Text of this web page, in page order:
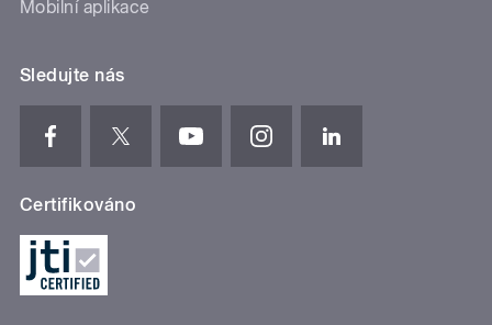
Mobilní aplikace
Sledujte nás
Certifikováno